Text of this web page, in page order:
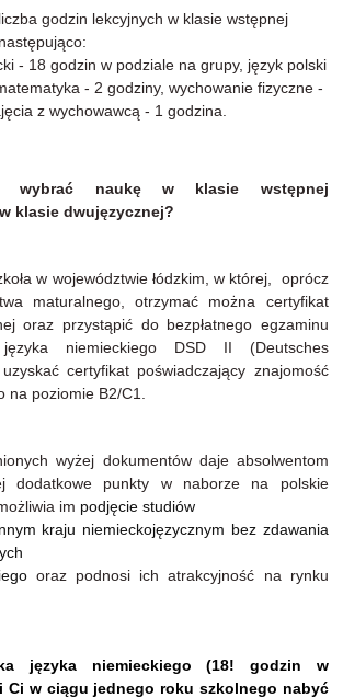
godzin lekcyjnych w klasie wstępnej
- 18 godzin w podziale na grupy, język polski
- 2 godziny, wychowanie fizyczne -
z wychowawcą - 1 godzina.
wybrać naukę w klasie wstępnej
klasie dwujęzycznej?
w województwie łódzkim, w której, oprócz
maturalnego, otrzymać można certyfikat
oraz przystąpić do bezpłatnego egzaminu
niemieckiego DSD II (Deutsches
certyfikat poświadczający znajomość
na poziomie B2/C1.
wyżej dokumentów daje absolwentom
dodatkowe punkty w naborze na polskie
im podjęcie studiów
kraju niemieckojęzycznym bez zdawania
oraz podnosi ich atrakcyjność na rynku
języka niemieckiego (18! godzin w
Ci w ciągu jednego roku szkolnego nabyć